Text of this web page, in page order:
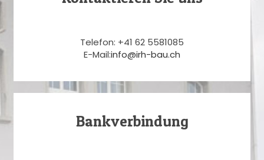
Telefon: +41 62 5581085
E-Mail:info@irh-bau.ch
Bankverbindung